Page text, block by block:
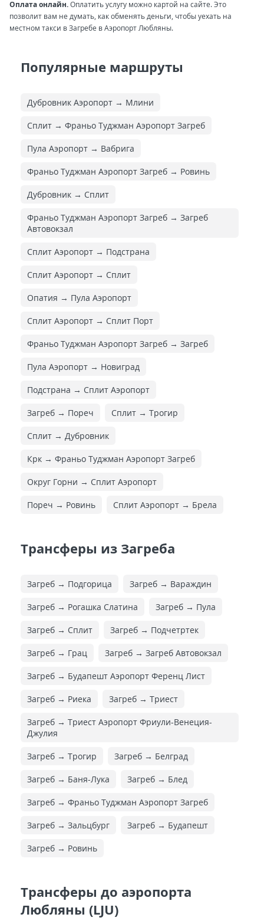
Оплата онлайн.Оплатить услугу можно картой на сайте. Это
позволит вам не думать, как обменять деньги, чтобы уехать на
местном такси в Загребе в Аэропорт Любляны.
Популярные маршруты
Дубровник Аэропорт → Млини
Сплит → Франьо Туджман Аэропорт Загреб
Пула Аэропорт → Вабрига
Франьо Туджман Аэропорт Загреб → Ровинь
Дубровник → Сплит
Франьо Туджман Аэропорт Загреб → Загреб
Автовокзал
Сплит Аэропорт → Подстрана
Сплит Аэропорт → Сплит
Опатия → Пула Аэропорт
Сплит Аэропорт → Сплит Порт
Франьо Туджман Аэропорт Загреб → Загреб
Пула Аэропорт → Новиград
Подстрана → Сплит Аэропорт
Загреб → Пореч Сплит → Трогир
Сплит → Дубровник
Крк → Франьо Туджман Аэропорт Загреб
Округ Горни → Сплит Аэропорт
Пореч → Ровинь Сплит Аэропорт → Брела
Трансферы из Загреба
Загреб → Подгорица Загреб → Вараждин
Загреб → Рогашка Слатина Загреб → Пула
Загреб → Сплит Загреб → Подчетртек
Загреб → Грац Загреб → Загреб Автовокзал
Загреб → Будапешт Аэропорт Ференц Лист
Загреб → Риека Загреб → Триест
Загреб → Триест Аэропорт Фриули-Венеция-
Джулия
Загреб → Трогир Загреб → Белград
Загреб → Баня-Лука Загреб → Блед
Загреб → Франьо Туджман Аэропорт Загреб
Загреб → Зальцбург Загреб → Будапешт
Загреб → Ровинь
Трансферы до аэропорта
Любляны (LJU)